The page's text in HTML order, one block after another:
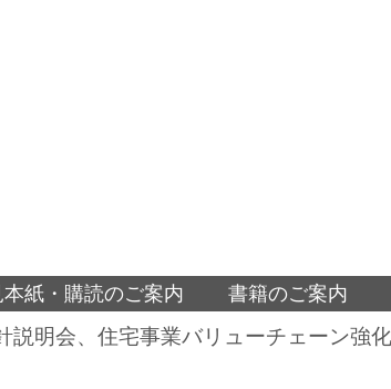
本紙・購読のご案内 書籍のご案内
明会、住宅事業バリューチェーン強